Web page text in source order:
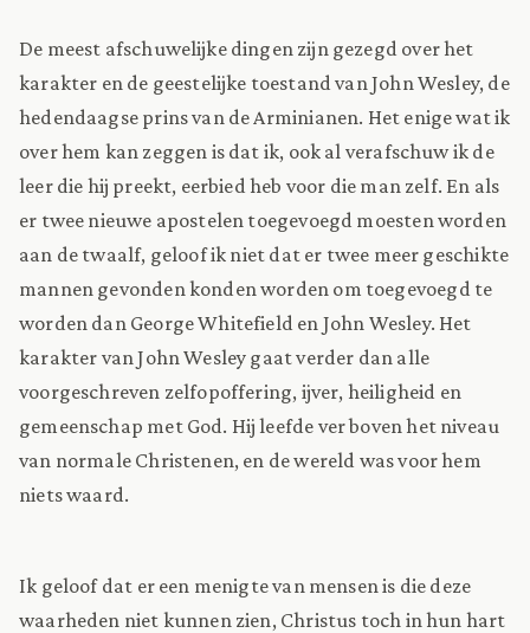
De meest afschuwelijke dingen zijn gezegd over het
karakter en de geestelijke toestand van John Wesley, de
hedendaagse prins van de Arminianen. Het enige wat ik
over hem kan zeggen is dat ik, ook al verafschuw ik de
leer die hij preekt, eerbied heb voor die man zelf. En als
er twee nieuwe apostelen toegevoegd moesten worden
aan de twaalf, geloof ik niet dat er twee meer geschikte
mannen gevonden konden worden om toegevoegd te
worden dan George Whitefield en John Wesley. Het
karakter van John Wesley gaat verder dan alle
voorgeschreven zelfopoffering, ijver, heiligheid en
gemeenschap met God. Hij leefde ver boven het niveau
van normale Christenen, en de wereld was voor hem
niets waard.
Ik geloof dat er een menigte van mensen is die deze
waarheden niet kunnen zien, Christus toch in hun hart